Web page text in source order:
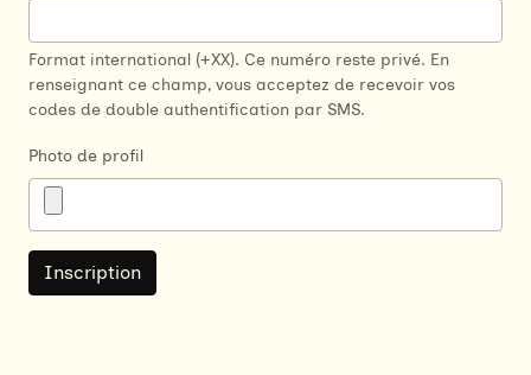
Format international (+XX). Ce numéro reste privé. En
renseignant ce champ, vous acceptez de recevoir vos
codes de double authentification par SMS.
Photo de profil